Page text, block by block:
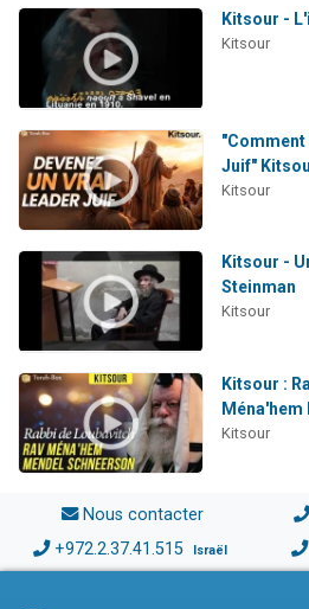
Kitsour -
Kitsour
"Comment
Juif"
Kitsour
Kitsour -
Steinman
Kitsour
Kitsour :
Kitsour
Nous contacter
+972.2.37.41.515 Israël